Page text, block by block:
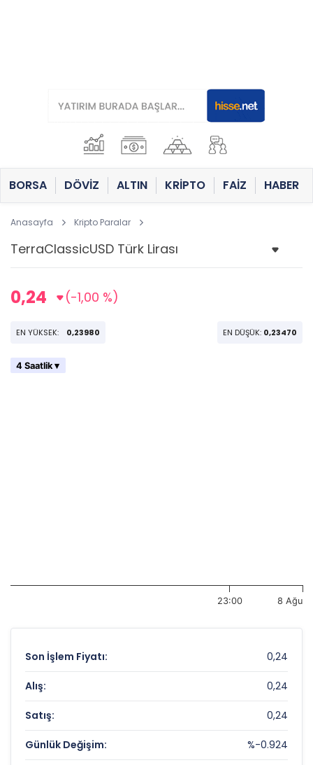
BORSA DÖVİZ ALTIN KRİPTO FAİZ HABER
Anasayfa Kripto Paralar
0,24 (-1,00 %)
EN YÜKSEK: 0,23980 EN DÜŞÜK: 0,23470
4 Saatlik ▾
23:00 8 Ağu
Son İşlem Fiyatı: 0,24
Alış: 0,24
Satış: 0,24
Günlük Değişim: %-0.924